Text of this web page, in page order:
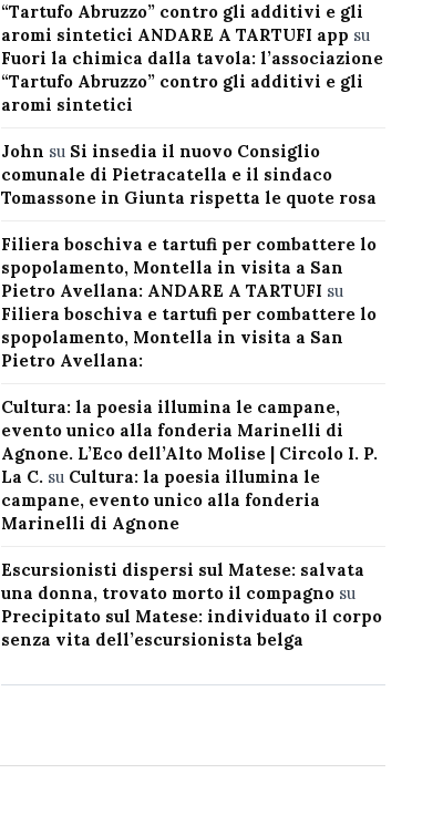
“Tartufo Abruzzo” contro gli additivi e gli
aromi sintetici ANDARE A TARTUFI app su
Fuori la chimica dalla tavola: l’associazione
“Tartufo Abruzzo” contro gli additivi e gli
aromi sintetici
John su Si insedia il nuovo Consiglio
comunale di Pietracatella e il sindaco
Tomassone in Giunta rispetta le quote rosa
Filiera boschiva e tartufi per combattere lo
spopolamento, Montella in visita a San
Pietro Avellana: ANDARE A TARTUFI su
Filiera boschiva e tartufi per combattere lo
spopolamento, Montella in visita a San
Pietro Avellana:
Cultura: la poesia illumina le campane,
evento unico alla fonderia Marinelli di
Agnone. L’Eco dell’Alto Molise | Circolo I. P.
La C. su Cultura: la poesia illumina le
campane, evento unico alla fonderia
Marinelli di Agnone
Escursionisti dispersi sul Matese: salvata
una donna, trovato morto il compagnosu
Precipitato sul Matese: individuato il corpo
senza vita dell’escursionista belga